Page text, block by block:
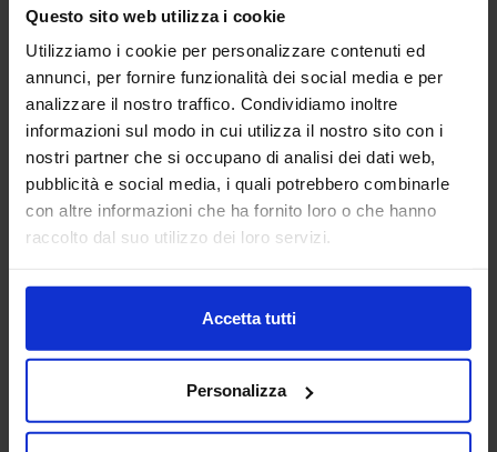
Questo sito web utilizza i cookie
Utilizziamo i cookie per personalizzare contenuti ed
annunci, per fornire funzionalità dei social media e per
analizzare il nostro traffico. Condividiamo inoltre
informazioni sul modo in cui utilizza il nostro sito con i
nostri partner che si occupano di analisi dei dati web,
pubblicità e social media, i quali potrebbero combinarle
con altre informazioni che ha fornito loro o che hanno
raccolto dal suo utilizzo dei loro servizi.
Accetta tutti
Personalizza
02
Playern auf dem internationalen Markt und
Ausstellern
03
Ausstellen in einer Region, die zu den wichtigsten
Industriegebieten Italiens gehört
04
Verstärkung der Sichtbarkeit als Aussteller dank
der intensiven Werbekampagne auf allen
Kommunikationskanälen
Innovation in 360°